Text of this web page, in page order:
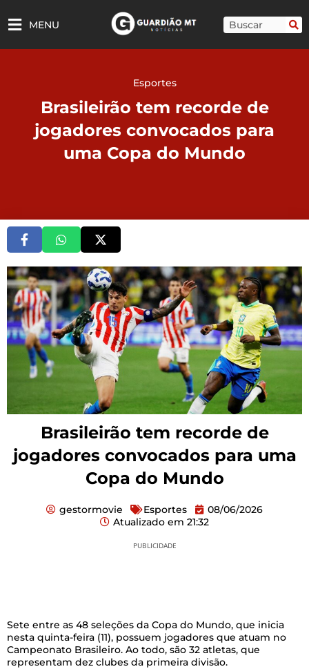
para
MENU Pesquisar
Esportes
Brasileirão tem recorde de
jogadores convocados para
uma Copa do Mundo
Brasileirão tem recorde de
jogadores convocados para uma
Copa do Mundo
gestormovie Esportes
08/06/2026
Atualizado em 21:32
PUBLICIDADE
Sete entre as 48 seleções da Copa do Mundo, que inicia
nesta quinta-feira (11), possuem jogadores que atuam no
Campeonato Brasileiro. Ao todo, são 32 atletas, que
representam dez clubes da primeira divisão.